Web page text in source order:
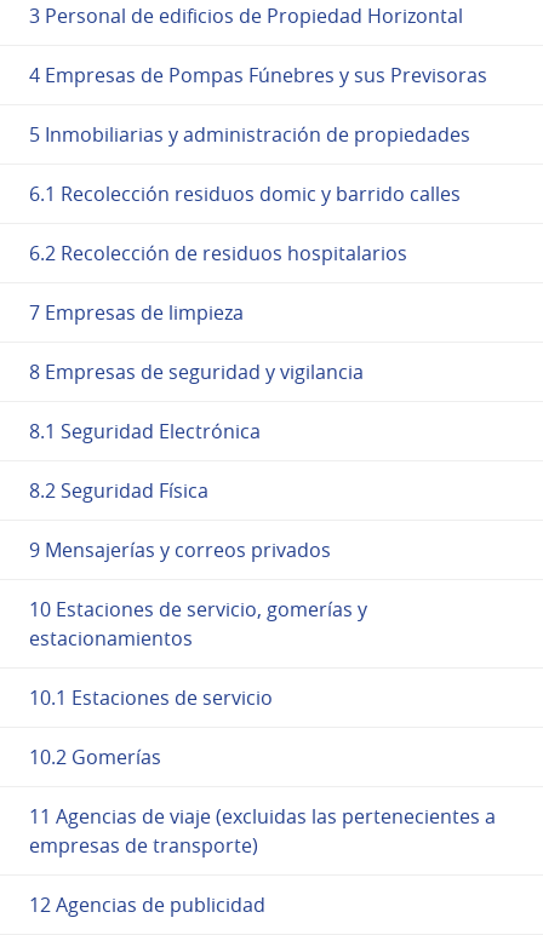
3 Personal de edificios de Propiedad Horizontal
4 Empresas de Pompas Fúnebres y sus Previsoras
5 Inmobiliarias y administración de propiedades
6.1 Recolección residuos domic y barrido calles
6.2 Recolección de residuos hospitalarios
7 Empresas de limpieza
8 Empresas de seguridad y vigilancia
8.1 Seguridad Electrónica
8.2 Seguridad Física
9 Mensajerías y correos privados
10 Estaciones de servicio, gomerías y
estacionamientos
10.1 Estaciones de servicio
10.2 Gomerías
11 Agencias de viaje (excluidas las pertenecientes a
empresas de transporte)
12 Agencias de publicidad